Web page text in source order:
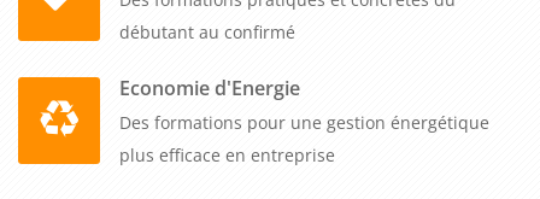
débutant au confirmé
Economie d'Energie
Des formations pour une gestion énergétique
plus efficace en entreprise